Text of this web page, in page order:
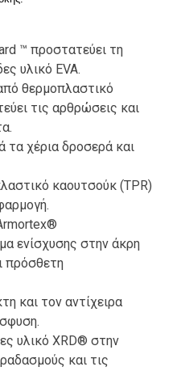
™ προστατεύει τη
υλικό EVA.
θερμοπλαστικό
τις αρθρώσεις και
τα χέρια δροσερά και
καουτσούκ (TPR)
ενίσχυσης στην άκρη
πρόσθετη
και τον αντίχειρα
υλικό XRD® στην
και τις